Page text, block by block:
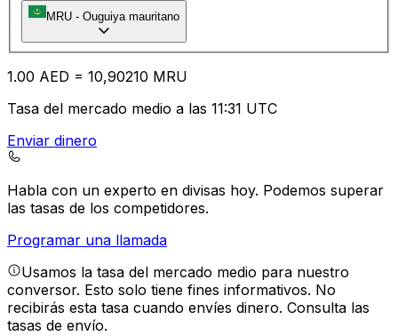
MRU - Ouguiya mauritano
1.00 AED = 10,90210 MRU
Tasa del mercado medio a las 11:31 UTC
Enviar dinero
Habla con un experto en divisas hoy. Podemos superar
las tasas de los competidores.
Programar una llamada
Usamos la tasa del mercado medio para nuestro
conversor. Esto solo tiene fines informativos. No
recibirás esta tasa cuando envíes dinero. Consulta las
tasas de envío.